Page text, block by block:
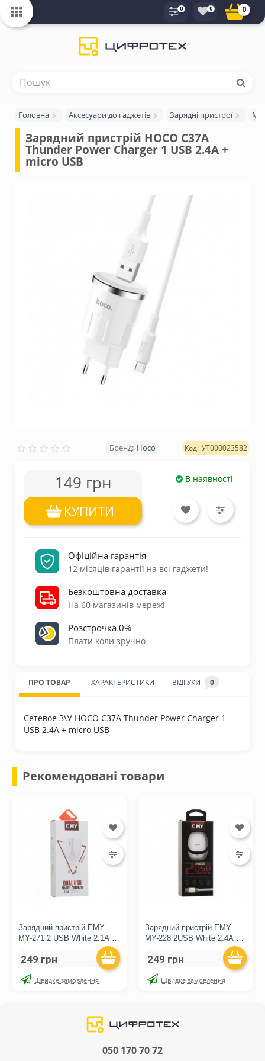
0
0 0
Головна Аксесуари до гаджетів Зарядні пристрої
Зарядний пристрій HOCO C37A
Thunder Power Charger 1 USB 2.4A +
micro USB
Hoco УТ000023582
149 грн В наявності
КУПИТИ
Офіційна гарантія
12 місяців гарантії на всі гаджети!
Безкоштовна доставка
На 60 магазинів мережі
Розстрочка 0%
Плати коли зручно
ПРО ТОВАР ХАРАКТЕРИСТИКИ ВІДГУКИ 0
Сетевое З\У HOCO C37A Thunder Power Charger 1
USB 2.4A + micro USB
Рекомендовані товари
Зарядний пристрій EMY
MY-271 2 USB White 2.1A +
249 грн
Швидке замовлення
Зарядний пристрій EMY
MY-228 2USB White 2.4A +
249 грн
Швидке замовлення
050 170 70 72